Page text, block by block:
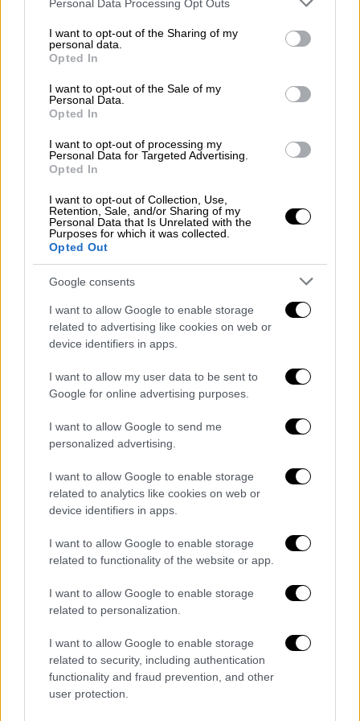
not limited to your visit or usage behaviour. You may click to
grant or deny consent to Google and its third-party tags to
use your data for below specified purposes in below Google
consent section.
Personal Data Processing Opt Outs
I want to opt-out of the Sharing of my
personal data.
Opted In
I want to opt-out of the Sale of my
Personal Data.
Opted In
I want to opt-out of processing my
Personal Data for Targeted Advertising.
Opted In
I want to opt-out of Collection, Use,
Retention, Sale, and/or Sharing of my
Personal Data that Is Unrelated with the
Purposes for which it was collected.
Opted Out
Google consents
I want to allow Google to enable storage
related to advertising like cookies on web or
device identifiers in apps.
I want to allow my user data to be sent to
Google for online advertising purposes.
I want to allow Google to send me
personalized advertising.
I want to allow Google to enable storage
related to analytics like cookies on web or
device identifiers in apps.
I want to allow Google to enable storage
related to functionality of the website or app.
I want to allow Google to enable storage
related to personalization.
I want to allow Google to enable storage
related to security, including authentication
functionality and fraud prevention, and other
user protection.
ΚΟΣΜΟΣ 25.06.2021 23:35
Δολοφονία Φλόιντ: 22,5 χρόνια φυλακή στον
δολοφόνο αστυνομικό
Δολοφονία Φλόιντ: 22,5 χρόνια φυλακή στον
Τον Ιούνιο φέτος κρίθηκε ένοχος για
δολοφονία και του επιβλήθηκε ποινή
κάθειρξης 22 ετών και έξι μηνών. Στο
δικαστήριο ο συνήγορός του επέμενε ότι ο
πελάτης του απλώς ακολουθούσε τις
διαδικασίες που τηρεί η αστυνομία και ότι ο
θάνατοςτου Φλόιντ οφειλόταν σε
προβλήματα υγείας, σε συνδυασμό με χρήση
ναρκωτικών ουσιών. Ωστόσο, δεν κατάφερε
να πείσει τους ενόρκους.
Οι άλλοι 3 κατηγορούνται για
συνεργεία αλλά και για καταπάτηση
δικαιωμάτων
Οι τρεις πρώην συνάδελφοι του Σόβιν, Του
Τάο, Αλεξάντερ Κουένγκ και Τόμας Λέιν, θα
δικαστούν τον Μάρτιο στη Μινεσότα με την
Παράλληλα και οι τέσσεριςκατηγορούνται
από την ομοσπονδιακή δικαιοσύνη για
«καταπάτηση των συνταγματικών
δικαιωμάτων» του Τζορτζ Φλόιντ. Για την
υπόθεση αυτή εμφανίστηκαν σήμερα, μέσω
βιντεοδιάσκεψης, ενώπιον ομοσπονδιακού
δικαστή. Στην έναρξη της δίκης όλοι τους
δήλωσαν αθώοι. Σύμφωνα με τον τοπικό